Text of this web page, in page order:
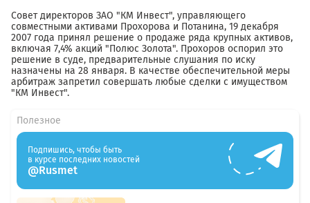
Совет директоров ЗАО "КМ Инвест", управляющего
совместными активами Прохорова и Потанина, 19 декабря
2007 года принял решение о продаже ряда крупных активов,
включая 7,4% акций "Полюс Золота". Прохоров оспорил это
решение в суде, предварительные слушания по иску
назначены на 28 января. В качестве обеспечительной меры
арбитраж запретил совершать любые сделки с имуществом
"КМ Инвест".
Полезное
Подпишись, чтобы быть
в курсе последних новостей
@Rusmet